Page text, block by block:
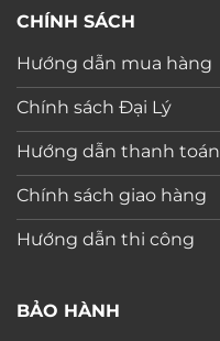
CHÍNH SÁCH
Hướng dẫn mua hàng
Chính sách Đại Lý
Hướng dẫn thanh toán
Chính sách giao hàng
Hướng dẫn thi công
BẢO HÀNH